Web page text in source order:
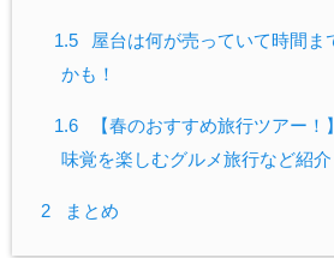
1.5
屋台は何が売っていて時間ま
かも！
1.6
【春のおすすめ旅行ツアー
味覚を楽しむグルメ旅行など紹介
2 まとめ